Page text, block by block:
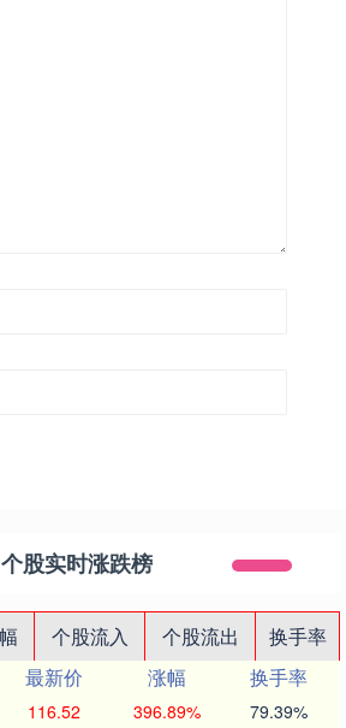
个股实时涨跌榜
个股流入 个股流出
换手率
最新价 涨幅
换手率
116.52 396.89% 79.39%